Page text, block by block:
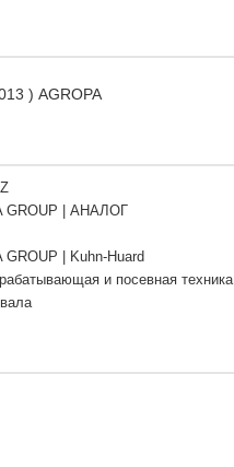
) AGROPA
GROUP | АНАЛОГ
GROUP | Kuhn-Huard
и посевная техника